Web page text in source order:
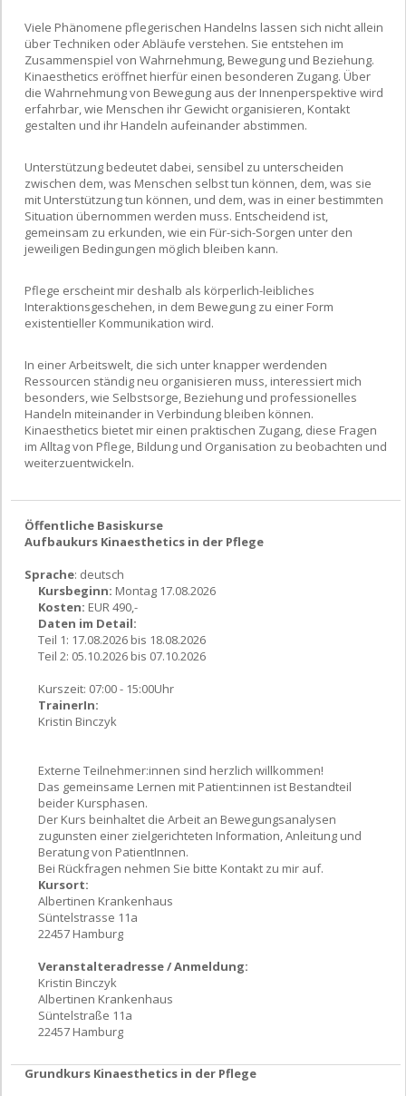
Viele Phänomene pflegerischen Handelns lassen sich nicht allein
über Techniken oder Abläufe verstehen. Sie entstehen im
Zusammenspiel von Wahrnehmung, Bewegung und Beziehung.
Kinaesthetics eröffnet hierfür einen besonderen Zugang. Über
die Wahrnehmung von Bewegung aus der Innenperspektive wird
erfahrbar, wie Menschen ihr Gewicht organisieren, Kontakt
gestalten und ihr Handeln aufeinander abstimmen.
Unterstützung bedeutet dabei, sensibel zu unterscheiden
zwischen dem, was Menschen selbst tun können, dem, was sie
mit Unterstützung tun können, und dem, was in einer bestimmten
Situation übernommen werden muss. Entscheidend ist,
gemeinsam zu erkunden, wie ein Für-sich-Sorgen unter den
jeweiligen Bedingungen möglich bleiben kann.
Pflege erscheint mir deshalb als körperlich-leibliches
Interaktionsgeschehen, in dem Bewegung zu einer Form
existentieller Kommunikation wird.
In einer Arbeitswelt, die sich unter knapper werdenden
Ressourcen ständig neu organisieren muss, interessiert mich
besonders, wie Selbstsorge, Beziehung und professionelles
Handeln miteinander in Verbindung bleiben können.
Kinaesthetics bietet mir einen praktischen Zugang, diese Fragen
im Alltag von Pflege, Bildung und Organisation zu beobachten und
weiterzuentwickeln.
Öffentliche Basiskurse
Aufbaukurs Kinaesthetics in der Pflege
Sprache: deutsch
Kursbeginn: Montag 17.08.2026
Kosten: EUR 490,-
Daten im Detail:
Teil 1: 17.08.2026 bis 18.08.2026
Teil 2: 05.10.2026 bis 07.10.2026
Kurszeit: 07:00 - 15:00Uhr
TrainerIn:
Kristin Binczyk
Externe Teilnehmer:innen sind herzlich willkommen!
Das gemeinsame Lernen mit Patient:innen ist Bestandteil
beider Kursphasen.
Der Kurs beinhaltet die Arbeit an Bewegungsanalysen
zugunsten einer zielgerichteten Information, Anleitung und
Beratung von PatientInnen.
Bei Rückfragen nehmen Sie bitte Kontakt zu mir auf.
Kursort:
Albertinen Krankenhaus
Süntelstrasse 11a
22457 Hamburg
Veranstalteradresse / Anmeldung:
Kristin Binczyk
Albertinen Krankenhaus
Süntelstraße 11a
22457 Hamburg
Grundkurs Kinaesthetics in der Pflege